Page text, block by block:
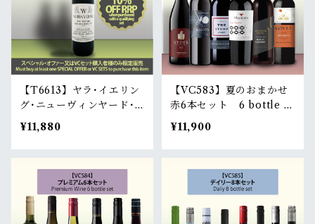
【T6613】ヤラ･イエリン
グ･ニューヴィンヤード･
ドライ･レッドNo.1 '03 |
Yarra Yering New Vine
yard Dry Red No.1 '03
¥11,880
【VC583】夏のおまかせ
赤6本セット 6 bottle re
d set
¥11,900